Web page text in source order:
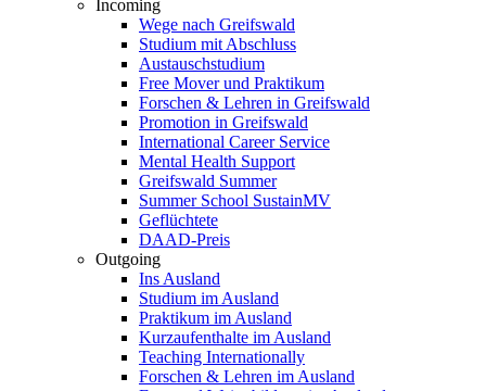
Incoming
Wege nach Greifswald
Studium mit Abschluss
Austauschstudium
Free Mover und Praktikum
Forschen & Lehren in Greifswald
Promotion in Greifswald
International Career Service
Mental Health Support
Greifswald Summer
Summer School SustainMV
Geflüchtete
DAAD-Preis
Outgoing
Ins Ausland
Studium im Ausland
Praktikum im Ausland
Kurzaufenthalte im Ausland
Teaching Internationally
Forschen & Lehren im Ausland